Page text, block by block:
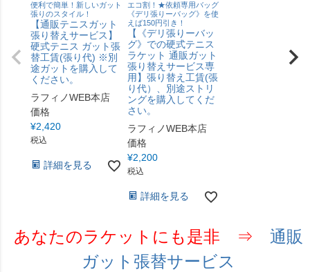
便利で簡単！新しいガット
張りのスタイル！
【通販テニスガット
張り替えサービス】
硬式テニス ガット張
替工賃(張り代) ※別
途ガットを購入して
ください。
ラフィノWEB本店
価格
¥2,420
税込
詳細を見る
エコ割！★依頼専用バッグ
《デリ張りーバッグ》を使
えば150円引き！
【《デリ張りーバッ
グ》での硬式テニス
ラケット 通販ガット
張り替えサービス専
用】張り替え工賃(張
り代）、別途ストリ
ングを購入してくだ
さい。
ラフィノWEB本店
価格
¥2,200
税込
詳細を見る
あなたのラケットにも是非 ⇒ 通販
ガット張替サービス